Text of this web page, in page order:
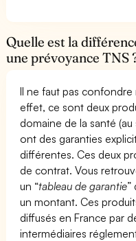
Quelle est la
une prévoyance TNS
Il ne faut pas confondre
effet, ce sont deux
domaine de la santé
ont des garanties
différentes. Ces deux
de contrat. Vous
un “tableau de garantie”
un montant. Ces
diffusés en France par
intermédiaires